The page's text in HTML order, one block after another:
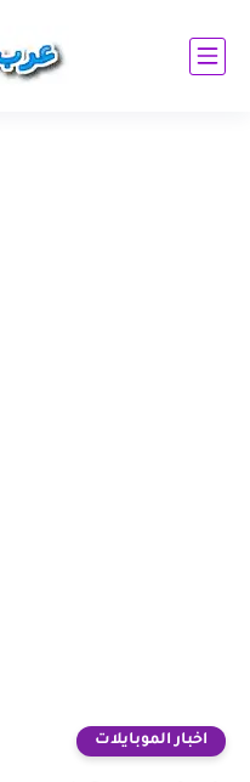
اخبار الموبايلات